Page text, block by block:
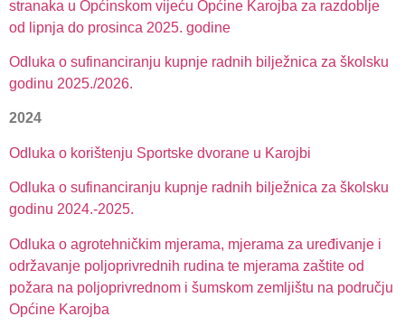
stranaka u Općinskom vijeću Općine Karojba za razdoblje
od lipnja do prosinca 2025. godine
Odluka o sufinanciranju kupnje radnih bilježnica za školsku
godinu 2025./2026.
2024
Odluka o korištenju Sportske dvorane u Karojbi
Odluka o sufinanciranju kupnje radnih bilježnica za školsku
godinu 2024.-2025.
Odluka o agrotehničkim mjerama, mjerama za uređivanje i
održavanje poljoprivrednih rudina te mjerama zaštite od
požara na poljoprivrednom i šumskom zemljištu na području
Općine Karojba